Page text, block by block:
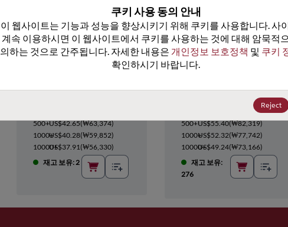
5962-9088103M2A
500+US$42.65(₩63,374)
1000+US$40.28(₩59,852)
10000+US$37.91(₩56,330)
재고 보유: 2
5962-9088106Q2A
₩91,457)
₩86,881)
500+US$55.40(₩82,319)
1000+US$52.32(₩77,742)
10000+US$49.24(₩73,166)
재고 보유:
276
쿠키 사용 동의 안내
이 웹사이트는 기능과 성능을 향상시키기 위해 쿠키를 사용합니다. 사
계속 이용하시면 이 웹사이트에서 쿠키를 사용하는 것에 대해 암묵적
의하는 것으로 간주됩니다. 자세한 내용은 개인정보 보호정책 및 쿠키
확인하시기 바랍니다.
Reject